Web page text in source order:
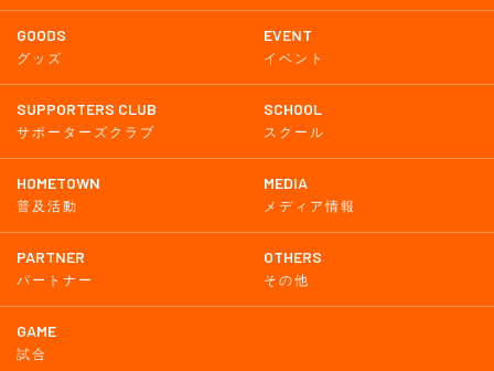
GOODS
グッズ
EVENT
イベント
SUPPORTERS CLUB
サポーターズクラブ
SCHOOL
スクール
HOMETOWN
普及活動
MEDIA
メディア情報
PARTNER
パートナー
OTHERS
その他
GAME
試合